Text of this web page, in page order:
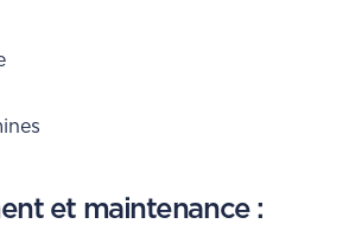
et maintenance :